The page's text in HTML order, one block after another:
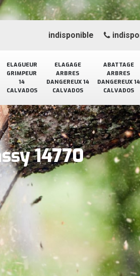
ELAGUEUR
GRIMPEUR
14
CALVADOS
ELAGAGE
ARBRES
DANGEREUX 14
CALVADOS
ABATTAGE
ARBRES
DANGEREUX 14
CALVADOS
indisponible
14770